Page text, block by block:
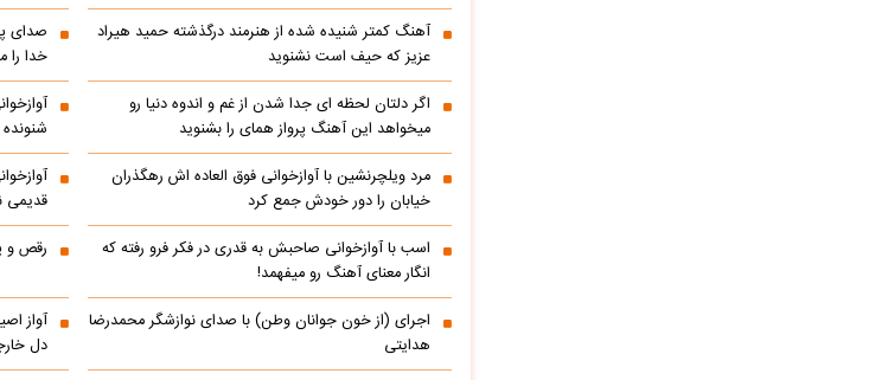
آهنگ کمتر شنیده شده از هنرمند درگذشته حمید هیراد
عزیز که حیف است نشنوید
صدای
خدا را
اگر دلتان لحظه ای جدا شدن از غم و اندوه دنیا رو
میخواهد این آهنگ پرواز همای را بشنوید
مرد ویلچرنشین با آوازخوانی فوق العاده اش رهگذران
خیابان را دور خودش جمع کرد
قدیمی
اسب با آوازخوانی صاحبش به قدری در فکر فرو رفته که
انگار معنای آهنگ رو میفهمد!
رقص و
اجرای (از خون جوانان وطن) با صدای نوازشگر محمدرضا
هدایتی
آواز
دل